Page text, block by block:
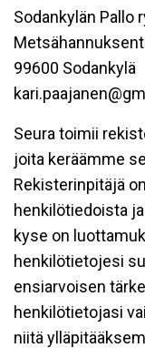
Sodankylän Pallo
99600 Sodankylä
Seura toimii
joita keräämme
Rekisterinpitäjä
henkilötiedoista
kyse on
henkilötietojesi
ensiarvoisen
henkilötietojasi
niitä